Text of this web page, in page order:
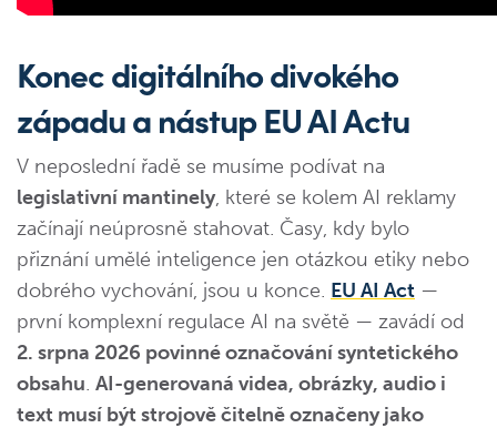
Konec digitálního divokého
západu a nástup EU AI Actu
V neposlední řadě se musíme podívat na
legislativní mantinely, které se kolem AI reklamy
začínají neúprosně stahovat. Časy, kdy bylo
přiznání umělé inteligence jen otázkou etiky nebo
dobrého vychování, jsou u konce. EU AI Act —
první komplexní regulace AI na světě — zavádí od
2. srpna 2026 povinné označování syntetického
obsahu. AI-generovaná videa, obrázky, audio i
text musí být strojově čitelně označeny jako